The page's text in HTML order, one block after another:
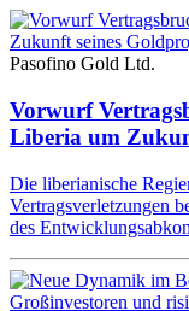
Pasofino Gold Ltd.
Vorwurf
Liberia um
Die liberianische
Vertragsverletzungen
des